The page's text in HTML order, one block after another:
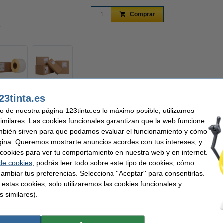
Comprar
y económica con las etiquetas de envío Zebra Z-Perform 1000D GLS de
fácilmente con su impresora de etiquetas para incluir la dirección y la
un código de seguimiento para rastrear fácilmente cada envío. Las etiquetas
ajustar rápidamente un envío o reutilizar los materiales de embalaje.
ideales para etiquetar paquetes y sobres para GLS. Esto garantiza que cada
para ZT231, ZT421, ZT610, ZT620!
de nuestra página 123tinta.es lo máximo posible, utilizamos
Las cookies funcionales garantizan que la web funcione
sirven para que podamos evaluar el funcionamiento y cómo
Queremos mostrarte anuncios acordes con tus intereses, y
para ver tu comportamiento en nuestra web y en internet.
cookies, podrás leer todo sobre este tipo de cookies, cómo
tus preferencias. Selecciona ''Aceptar'' para consentirlas.
cookies, solo utilizaremos las cookies funcionales y
similares).